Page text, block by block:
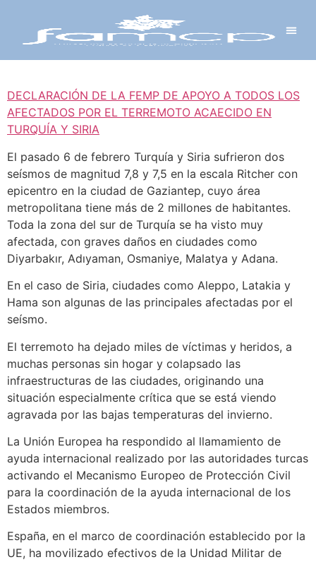
DECLARACIÓN DE LA FEMP DE APOYO A TODOS LOS
AFECTADOS POR EL TERREMOTO ACAECIDO EN
TURQUÍA Y SIRIA
El pasado 6 de febrero Turquía y Siria sufrieron dos
seísmos de magnitud 7,8 y 7,5 en la escala Ritcher con
epicentro en la ciudad de Gaziantep, cuyo área
metropolitana tiene más de 2 millones de habitantes.
Toda la zona del sur de Turquía se ha visto muy
afectada, con graves daños en ciudades como
Diyarbakır, Adıyaman, Osmaniye, Malatya y Adana.
En el caso de Siria, ciudades como Aleppo, Latakia y
Hama son algunas de las principales afectadas por el
seísmo.
El terremoto ha dejado miles de víctimas y heridos, a
muchas personas sin hogar y colapsado las
infraestructuras de las ciudades, originando una
situación especialmente crítica que se está viendo
agravada por las bajas temperaturas del invierno.
La Unión Europea ha respondido al llamamiento de
ayuda internacional realizado por las autoridades turcas
activando el Mecanismo Europeo de Protección Civil
para la coordinación de la ayuda internacional de los
Estados miembros.
España, en el marco de coordinación establecido por la
UE, ha movilizado efectivos de la Unidad Militar de